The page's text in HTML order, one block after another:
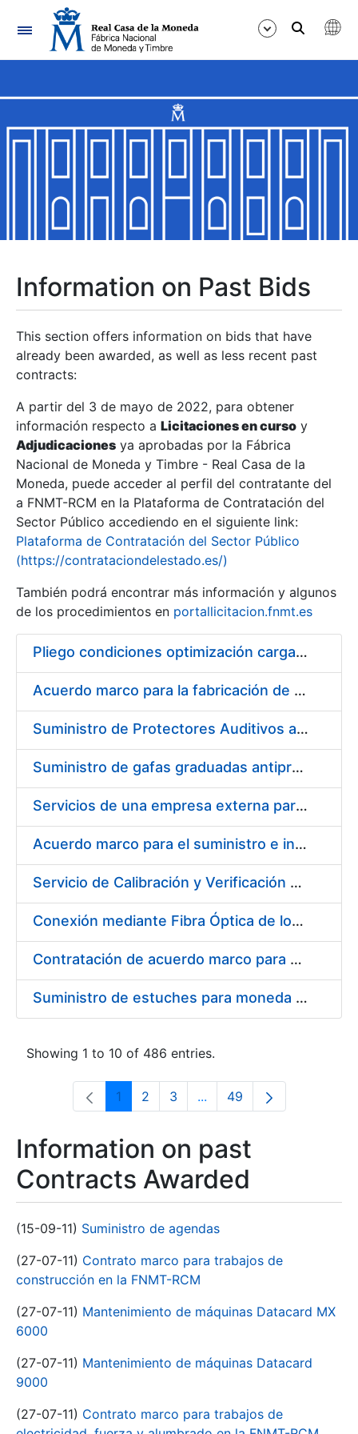
Navigation
Show/Hide
Show/Hide
Show/Hide
Show/Hide
Show/Hide
Show/Hide
Information on Past Bids
This section offers information on bids that have
already been awarded, as well as less recent past
contracts:
A partir del 3 de mayo de 2022, para obtener
información respecto a Licitaciones en curso y
Adjudicaciones ya aprobadas por la Fábrica
Nacional de Moneda y Timbre - Real Casa de la
Moneda, puede acceder al perfil del contratante del
a FNMT-RCM en la Plataforma de Contratación del
Sector Público accediendo en el siguiente link:
Plataforma de Contratación del Sector Público
(https://contrataciondelestado.es/)
También podrá encontrar más información y algunos
de los procedimientos en portallicitacion.fnmt.es
Pliego condiciones optimización cargas compras firmado
Acuerdo marco para la fabricación de piezas
Suministro de Protectores Auditivos a medida para las personas trabajadoras de los Centros de Trabajo de Madrid y Burgos
Suministro de gafas graduadas antiproyecciones para los trabajadores de la FNMT-RCM en los centros de trabajo de Madrid y Burgos
Servicios de una empresa externa para el asesoramiento y resolución de los recursos de alzada que se presentan relacionados con procesos de selección para la FNMT-RCM
Acuerdo marco para el suministro e instalación de persianas, estores y otros complementos
Servicio de Calibración y Verificación Externa de los Equipos de Medición del Servicio de Prevención de la FNMT-RCM
Conexión mediante Fibra Óptica de los Centros de Proceso de Datos (CPDs) de las sedes de la FNMT-RCM de Burgos y Madrid
Contratación de acuerdo marco para el Suministro de Material de Electricidad para la Fábrica Nacional de Moneda y Timbre-Real Casa de la Moneda en su centro de trabajo de Burgos
Suministro de estuches para moneda de 30 €
Showing 1 to 10 of 486 entries.
Page
1 Page
2 Page
3 ...Intermediate Pages Use
Page
49
Information on past
Contracts Awarded
(15-09-11) Suministro de agendas
(27-07-11) Contrato marco para trabajos de
construcción en la FNMT-RCM
(27-07-11) Mantenimiento de máquinas Datacard MX
6000
(27-07-11) Mantenimiento de máquinas Datacard
9000
(27-07-11) Contrato marco para trabajos de